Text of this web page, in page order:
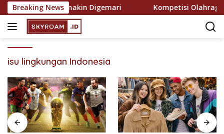
Skip
to
content
Breaking News
yang Semakin Digemari Kompetisi Olahraga
isu lingkungan Indonesia